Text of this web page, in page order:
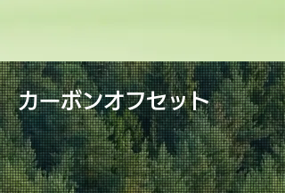
カーボンオフセット